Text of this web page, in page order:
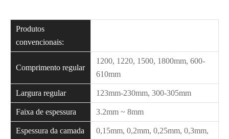
Produtos
convencionais:
Comprimento regular
1200, 1220, 1500, 1800mm, 600-
610mm
Largura regular 123mm-230mm, 300-305mm
Faixa de espessura 3.2mm ~ 8mm
Espessura da camada
0,15mm, 0,2mm, 0,25mm, 0,3mm,